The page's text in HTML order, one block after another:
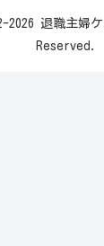
2026 退職主婦
Reserved.